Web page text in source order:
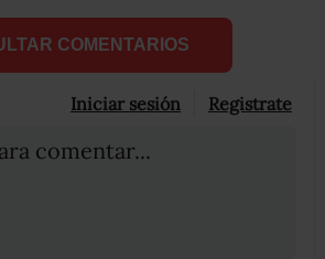
COMENTARIOS
Iniciar sesión Registrate
comentar...